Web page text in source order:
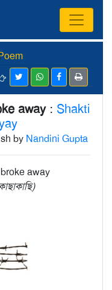
away: Shakti
by Nandini Gupta
away